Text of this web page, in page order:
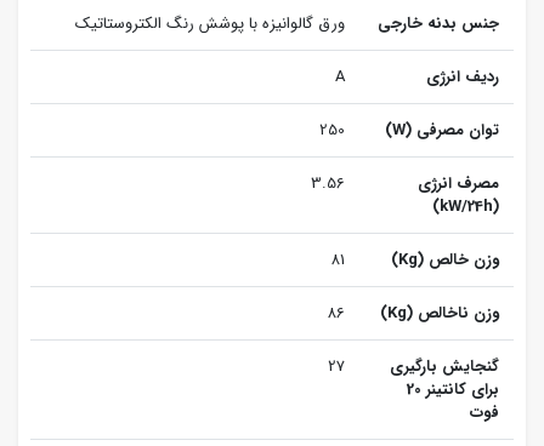
جنس بدنه خارجی ورق گالوانیزه با پوشش رنگ الکتروستاتیک
ردیف انرژی A
توان مصرفی (W) 250
مصرف انرژی
(kW/24h)
3.56
وزن خالص (Kg) 81
وزن ناخالص (Kg) 86
گنجایش بارگیری
برای کانتینر 20
فوت
27